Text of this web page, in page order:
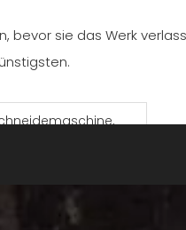
bevor sie das Werk